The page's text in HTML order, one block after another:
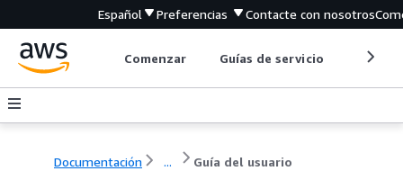
Español Preferencias Contacte con nosotros
Comenzar Guías de servicio
Documentación ... Guía del usuario